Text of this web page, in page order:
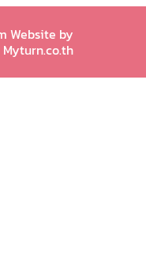
Website by
Myturn.co.th